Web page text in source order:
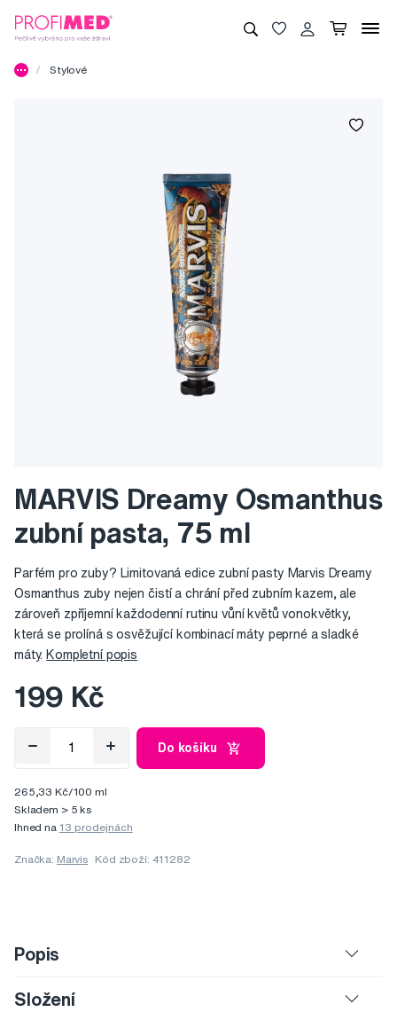
Stylové
MARVIS Dreamy Osmanthus
zubní pasta, 75 ml
Parfém pro zuby? Limitovaná edice zubní pasty Marvis Dreamy
Osmanthus zuby nejen čistí a chrání před zubním kazem, ale
zároveň zpříjemní každodenní rutinu vůní květů vonokvětky,
která se prolíná s osvěžující kombinací máty peprné a sladké
máty. Kompletní popis
199 Kč
Do košíku
265,33 Kč/100 ml
Skladem > 5 ks
Ihned na 13 prodejnách
Značka: Marvis Kód zboží: 411282
Popis
Složení